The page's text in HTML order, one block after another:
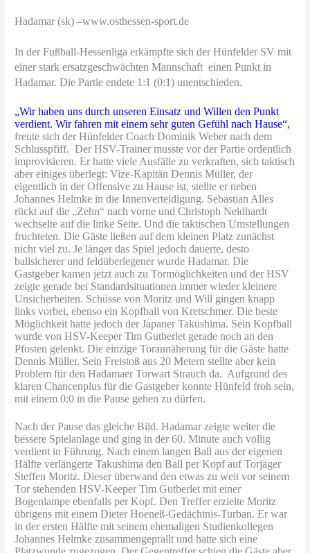
Hadamar (sk) –www.osthessen-sport.de
In der Fußball-Hessenliga erkämpfte sich der Hünfelder SV mit
einer stark ersatzgeschwächten Mannschaft einen Punkt in
Hadamar. Die Partie endete 1:1 (0:1) unentschieden.
„Wir haben uns durch unseren Einsatz und Willen den Punkt
verdient. Wir fahren mit einem sehr guten Gefühl nach Hause“,
freute sich der Hünfelder Coach Dominik Weber nach dem
Schlusspfiff. Der HSV-Trainer musste vor der Partie ordentlich
improvisieren. Er hatte viele Ausfälle zu verkraften, sich taktisch
aber einiges überlegt: Vize-Kapitän Dennis Müller, der
eigentlich in der Offensive zu Hause ist, stellte er neben
Johannes Helmke in die Innenverteidigung. Sebastian Alles
rückt auf die „Zehn“ nach vorne und Christoph Neidhardt
wechselte auf die linke Seite. Und die taktischen Umstellungen
fruchteten. Die Gäste ließen auf dem kleinen Platz zunächst
nicht viel zu. Je länger das Spiel jedoch dauerte, desto
ballsicherer und feldüberlegener wurde Hadamar. Die
Gastgeber kamen jetzt auch zu Tormöglichkeiten und der HSV
zeigte gerade bei Standardsituationen immer wieder kleinere
Unsicherheiten. Schüsse von Moritz und Will gingen knapp
links vorbei, ebenso ein Kopfball von Kretschmer. Die beste
Möglichkeit hatte jedoch der Japaner Takushima. Sein Kopfball
wurde von HSV-Keeper Tim Gutberlet gerade noch an den
Pfosten gelenkt. Die einzige Torannäherung für die Gäste hatte
Dennis Müller. Sein Freistoß aus 20 Metern stellte aber kein
Problem für den Hadamaer Torwart Strauch da. Aufgrund des
klaren Chancenplus für die Gastgeber konnte Hünfeld froh sein,
mit einem 0:0 in die Pause gehen zu dürfen.
Nach der Pause das gleiche Bild. Hadamar zeigte weiter die
bessere Spielanlage und ging in der 60. Minute auch völlig
verdient in Führung. Nach einem langen Ball aus der eigenen
Hälfte verlängerte Takushima den Ball per Kopf auf Torjäger
Steffen Moritz. Dieser überwand den etwas zu weit vor seinem
Tor stehenden HSV-Keeper Tim Gutberlet mit einer
Bogenlampe ebenfalls per Kopf. Den Treffer erzielte Moritz
übrigens mit einem Dieter Hoeneß-Gedächtnis-Turban. Er war
in der ersten Hälfte mit seinem ehemaligen Studienkollegen
Johannes Helmke zusammengeprallt und hatte sich eine